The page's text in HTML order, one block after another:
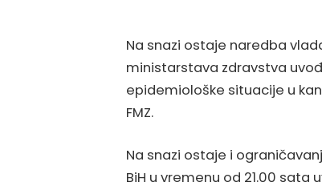
Na snazi ostaje naredba
ministarstava zdravstva
epidemiološke situacije u
FMZ.
Na snazi ostaje i
BiH u vremenu od 21.00